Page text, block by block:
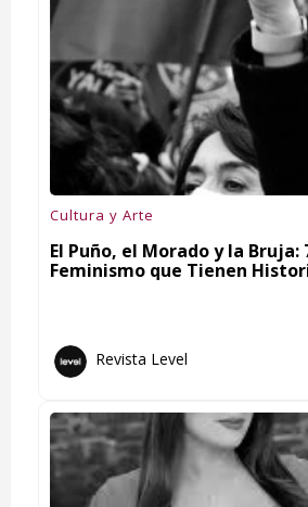
Cultura y Arte
El Puño, el Morado y la Bruja:
Feminismo que Tienen
Revista Level